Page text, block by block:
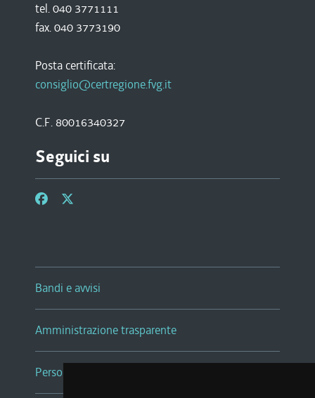
tel. 040 3771111
fax. 040 3773190
Posta certificata:
consiglio@certregione.fvg.it
C.F. 80016340327
Seguici su
Bandi e avvisi
Amministrazione trasparente
Persone e Uffici